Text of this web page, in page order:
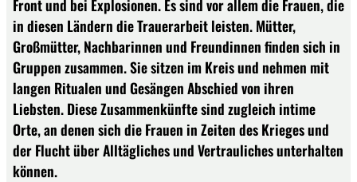
Front und bei Explosionen. Es sind vor allem die Frauen, die
in diesen Ländern die Trauerarbeit leisten. Mütter,
Großmütter, Nachbarinnen und Freundinnen finden sich in
Gruppen zusammen. Sie sitzen im Kreis und nehmen mit
langen Ritualen und Gesängen Abschied von ihren
Liebsten. Diese Zusammenkünfte sind zugleich intime
Orte, an denen sich die Frauen in Zeiten des Krieges und
der Flucht über Alltägliches und Vertrauliches unterhalten
können.